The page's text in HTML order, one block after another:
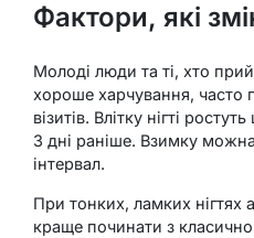
Фактори, які
Молоді люди та ті, хто
хороше харчування, часто
візитів. Влітку нігті
3 дні раніше. Взимку
інтервал.
При тонких, ламких нігтях
краще починати з